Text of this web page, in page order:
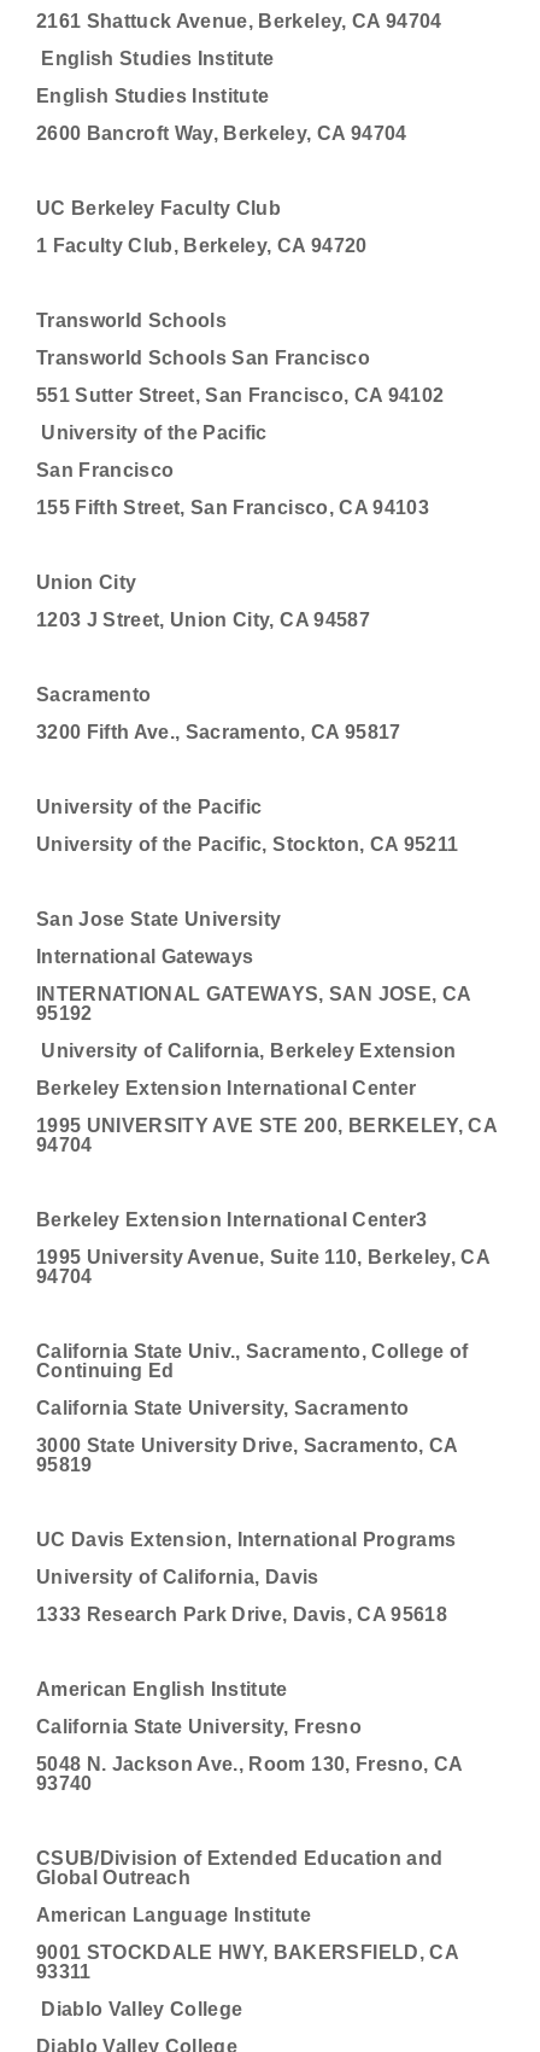
2161 Shattuck Avenue, Berkeley, CA 94704
English Studies Institute
English Studies Institute
2600 Bancroft Way, Berkeley, CA 94704
UC Berkeley Faculty Club
1 Faculty Club, Berkeley, CA 94720
Transworld Schools
Transworld Schools San Francisco
551 Sutter Street, San Francisco, CA 94102
University of the Pacific
San Francisco
155 Fifth Street, San Francisco, CA 94103
Union City
1203 J Street, Union City, CA 94587
Sacramento
3200 Fifth Ave., Sacramento, CA 95817
University of the Pacific
University of the Pacific, Stockton, CA 95211
San Jose State University
International Gateways
INTERNATIONAL GATEWAYS, SAN JOSE, CA
95192
University of California, Berkeley Extension
Berkeley Extension International Center
1995 UNIVERSITY AVE STE 200, BERKELEY, CA
94704
Berkeley Extension International Center3
1995 University Avenue, Suite 110, Berkeley, CA
94704
California State Univ., Sacramento, College of
Continuing Ed
California State University, Sacramento
3000 State University Drive, Sacramento, CA
95819
UC Davis Extension, International Programs
University of California, Davis
1333 Research Park Drive, Davis, CA 95618
American English Institute
California State University, Fresno
5048 N. Jackson Ave., Room 130, Fresno, CA
93740
CSUB/Division of Extended Education and
Global Outreach
American Language Institute
9001 STOCKDALE HWY, BAKERSFIELD, CA
93311
Diablo Valley College
Diablo Valley College